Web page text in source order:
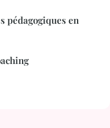
pédagogiques en